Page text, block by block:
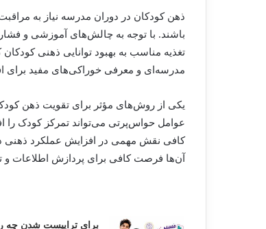
ذهن کودکان در دوران مدرسه نیاز به
باشند. با توجه به چالش‌های آموزشی و
تغذیه مناسب به بهبود توانایی ذهنی
مدرسه‌ای و معرفی خوراکی‌های مفید برای
یکی از روش‌های مؤثر برای تقویت ذهن
عوامل حواس‌پرتی می‌تواند تمرکز کودک را
آن‌ها فرصت کافی برای پردازش اطلاعات و
برای تراپیست شدن چه